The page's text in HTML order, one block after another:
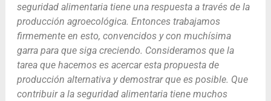
seguridad alimentaria tiene una respuesta a través de la
producción agroecológica. Entonces trabajamos
firmemente en esto, convencidos y con muchísima
garra para que siga creciendo. Consideramos que la
tarea que hacemos es acercar esta propuesta de
producción alternativa y demostrar que es posible. Que
contribuir a la seguridad alimentaria tiene muchos